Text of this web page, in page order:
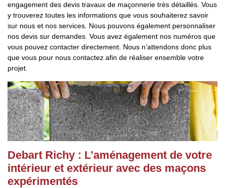
engagement des devis travaux de maçonnerie très détaillés. Vous
y trouverez toutes les informations que vous souhaiterez savoir
sur nous et nos services. Nous pouvons également personnaliser
nos devis sur demandes. Vous avez également nos numéros que
vous pouvez contacter directement. Nous n’attendons donc plus
que vous pour nous contactez afin de réaliser ensemble votre
projet.
Debart Richy : L’aménagement de votre
intérieur et extérieur avec des maçons
expérimentés